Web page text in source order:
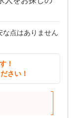
な点はありません
！
さい！